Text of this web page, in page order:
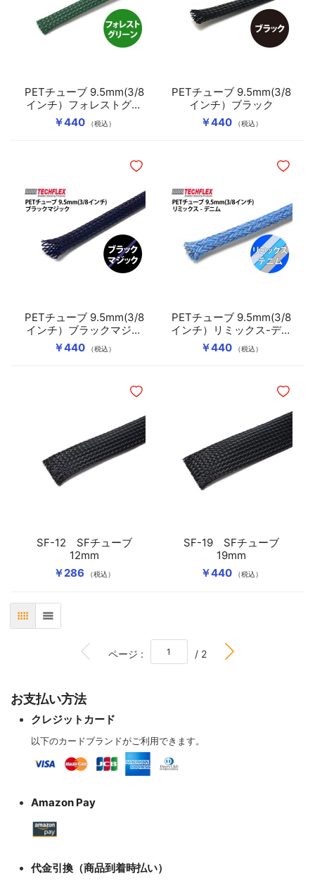
￥440 （税込）
PETチューブ 9.5mm(3/8
インチ）フォレストグリ
ーン
￥440 （税込）
PETチューブ 9.5mm(3/8
インチ）ブラック
￥440 （税込）
PETチューブ 9.5mm(3/8
インチ）ブラックマジッ
ク
ほしいものリストに追加
￥440 （税込）
PETチューブ 9.5mm(3/8
インチ）リミックス-デニ
ム
ほしい
￥286 （税込）
SF-12 SFチューブ
12mm
ほしいものリストに追加
￥440 （税込）
SF-19 SFチューブ
19mm
ほしい
表 リスト
ページ :BOTTOM / 2
お支払い方法
クレジットカード
以下のカードブランドがご利用できます。
Amazon Pay
代金引換（商品到着時払い）